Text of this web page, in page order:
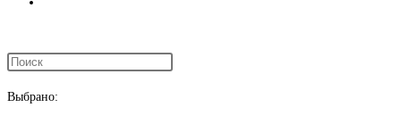
поиск
Выбрано: